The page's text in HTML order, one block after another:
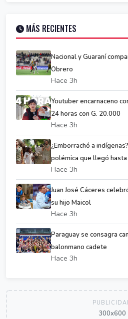
MÁS RECIENTES
Nacional y Guaraní
Obrero
Hace 3h
Youtuber encarnaceno
24 horas con G. 20.000
Hace 3h
¿Emborrachó a
polémica que llegó hasta
Hace 3h
Juan José Cáceres
su hijo Maicol
Hace 3h
Paraguay se consagra
balonmano cadete
Hace 3h
300x600